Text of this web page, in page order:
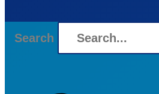
Search